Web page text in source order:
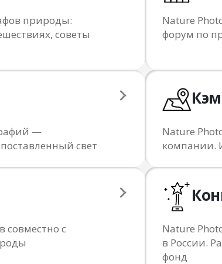
природы:
советы
Nature
форум по
—
свет
Nature
компании.
совместно с
Nature
в России.
фонд